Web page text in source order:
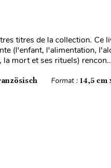
titres de la collection. Ce
(l'enfant, l'alimentation,
la mort et ses rituels)
Format :14,5 cm